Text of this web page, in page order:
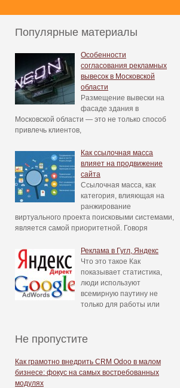
Популярные материалы
Особенности
согласования рекламных
вывесок в Московской
области
Размещение вывески на
фасаде здания в
Московской области — это не только способ
привлечь клиентов,
Как ссылочная масса
влияет на продвижение
сайта
Ссылочная масса, как
категория, влияющая на
ранжирование
виртуального проекта поисковыми системами,
является самой приоритетной. Говоря
Реклама в Гугл, Яндекс
Что это такое Как
показывает статистика,
люди используют
всемирную паутину не
только для работы или
Не пропустите
Как грамотно внедрить CRM Odoo в малом
бизнесе: фокус на самых востребованных
модулях